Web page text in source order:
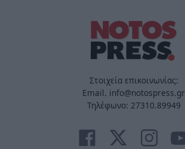
Στοιχεία επικοινωνίας:
Email. info@notospress.gr
Τηλέφωνο: 27310.89949